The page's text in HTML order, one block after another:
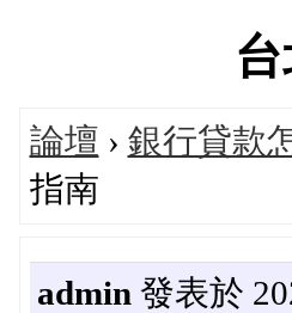
論壇 › 銀行貸款
指南
admin 發表於